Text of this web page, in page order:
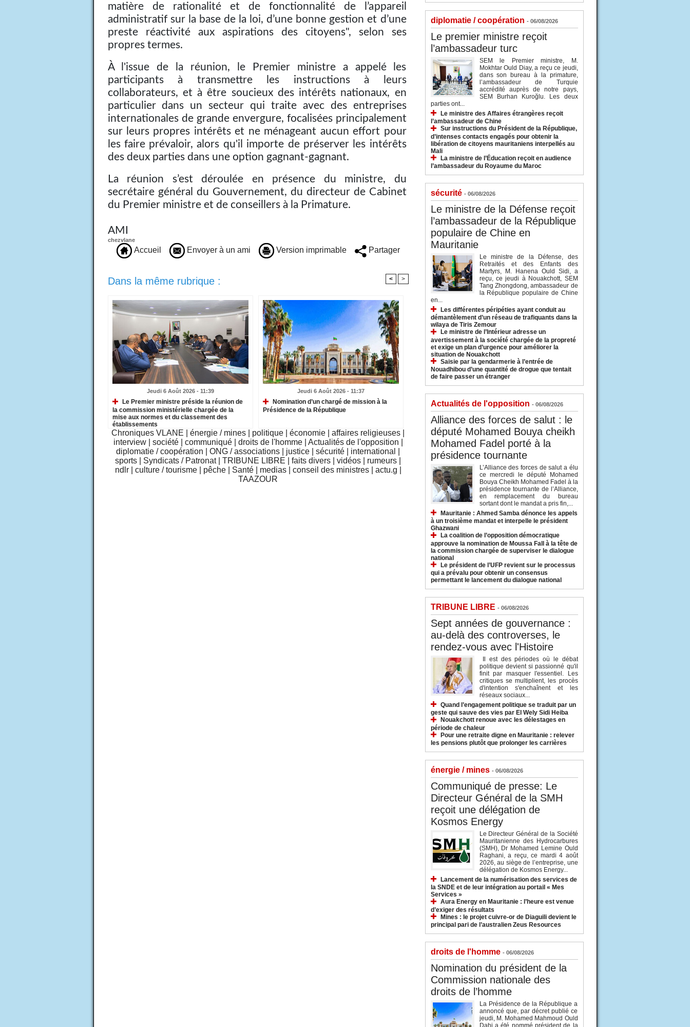
matière de rationalité et de fonctionnalité de l’appareil
administratif sur la base de la loi, d’une bonne gestion et d’une
preste réactivité aux aspirations des citoyens", selon ses
propres termes.
À l'issue de la réunion, le Premier ministre a appelé les
participants à transmettre les instructions à leurs
collaborateurs, et à être soucieux des intérêts nationaux, en
particulier dans un secteur qui traite avec des entreprises
internationales de grande envergure, focalisées principalement
sur leurs propres intérêts et ne ménageant aucun effort pour
les faire prévaloir, alors qu'il importe de préserver les intérêts
des deux parties dans une option gagnant-gagnant.
La réunion s’est déroulée en présence du ministre, du
secrétaire général du Gouvernement, du directeur de Cabinet
du Premier ministre et de conseillers à la Primature.
AMI
chezvlane
Accueil Envoyer à un ami Version imprimable Partager
Dans la même rubrique : < >
Jeudi 6 Août 2026 - 11:39
Le Premier ministre préside la réunion de
la commission ministérielle chargée de la
mise aux normes et du classement des
établissements
Jeudi 6 Août 2026 - 11:37
Nomination d’un chargé de mission à la
Présidence de la République
Chroniques VLANE énergie / mines politique économie affaires religieuses
interview
société communiqué droits de l'homme Actualités de l'opposition
diplomatie / coopération
ONG / associations justice sécurité international
sports
Syndicats / Patronat TRIBUNE LIBRE faits divers vidéos rumeurs
ndlr
culture / tourisme pêche Santé medias conseil des ministres actu.g
TAAZOUR
diplomatie / coopération - 06/08/2026
Le premier ministre reçoit
l’ambassadeur turc
SEM le Premier ministre, M.
Mokhtar Ould Diay, a reçu ce jeudi,
dans son bureau à la primature,
l’ambassadeur de Turquie
accrédité auprès de notre pays,
SEM Burhan Kuroğlu. Les deux
parties ont...
Le ministre des Affaires étrangères reçoit
l’ambassadeur de Chine
Sur instructions du Président de la République,
d’intenses contacts engagés pour obtenir la
libération de citoyens mauritaniens interpellés au
Mali
La ministre de l’Éducation reçoit en audience
l’ambassadeur du Royaume du Maroc
sécurité - 06/08/2026
Le ministre de la Défense reçoit
l’ambassadeur de la République
populaire de Chine en
Mauritanie
Le ministre de la Défense, des
Retraités et des Enfants des
Martyrs, M. Hanena Ould Sidi, a
reçu, ce jeudi à Nouakchott, SEM
Tang Zhongdong, ambassadeur de
la République populaire de Chine
en...
Les différentes péripéties ayant conduit au
démantèlement d’un réseau de trafiquants dans la
wilaya de Tiris Zemour
Le ministre de l’Intérieur adresse un
avertissement à la société chargée de la propreté
et exige un plan d’urgence pour améliorer la
situation de Nouakchott
Saisie par la gendarmerie à l’entrée de
Nouadhibou d’une quantité de drogue que tentait
de faire passer un étranger
Actualités de l'opposition - 06/08/2026
Alliance des forces de salut : le
député Mohamed Bouya cheikh
Mohamed Fadel porté à la
présidence tournante
L’Alliance des forces de salut a élu
ce mercredi le député Mohamed
Bouya Cheikh Mohamed Fadel à la
présidence tournante de l’Alliance,
en remplacement du bureau
sortant dont le mandat a pris fin,...
Mauritanie : Ahmed Samba dénonce les appels
à un troisième mandat et interpelle le président
Ghazwani
La coalition de l’opposition démocratique
approuve la nomination de Moussa Fall à la tête de
la commission chargée de superviser le dialogue
national
Le président de l’UFP revient sur le processus
qui a prévalu pour obtenir un consensus
permettant le lancement du dialogue national
TRIBUNE LIBRE - 06/08/2026
Sept années de gouvernance :
au-delà des controverses, le
rendez-vous avec l'Histoire
Il est des périodes où le débat
politique devient si passionné qu'il
finit par masquer l'essentiel. Les
critiques se multiplient, les procès
d'intention s'enchaînent et les
réseaux sociaux...
Quand l’engagement politique se traduit par un
geste qui sauve des vies par El Wely Sidi Heiba
Nouakchott renoue avec les délestages en
période de chaleur
Pour une retraite digne en Mauritanie : relever
les pensions plutôt que prolonger les carrières
énergie / mines - 06/08/2026
Communiqué de presse: Le
Directeur Général de la SMH
reçoit une délégation de
Kosmos Energy
Le Directeur Général de la Société
Mauritanienne des Hydrocarbures
(SMH), Dr Mohamed Lemine Ould
Raghani, a reçu, ce mardi 4 août
2026, au siège de l’entreprise, une
délégation de Kosmos Energy...
Lancement de la numérisation des services de
la SNDE et de leur intégration au portail « Mes
Services »
Aura Energy en Mauritanie : l’heure est venue
d’exiger des résultats
Mines : le projet cuivre-or de Diaguili devient le
principal pari de l’australien Zeus Resources
droits de l'homme - 06/08/2026
Nomination du président de la
Commission nationale des
droits de l’homme
La Présidence de la République a
annoncé que, par décret publié ce
jeudi, M. Mohamed Mahmoud Ould
Dahi a été nommé président de la